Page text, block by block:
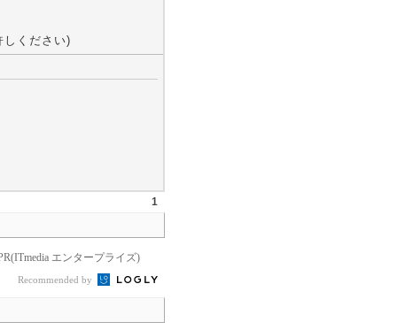
しください)
1
エンタープライズ)
Recommended by